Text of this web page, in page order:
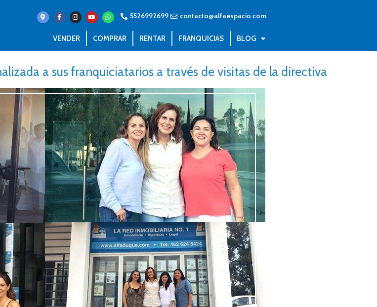
5526992699 contacto@alfaespacio.com
VENDER COMPRAR RENTAR FRANQUICIAS BLOG
a sus franquiciatarios a través de visitas de la directiva